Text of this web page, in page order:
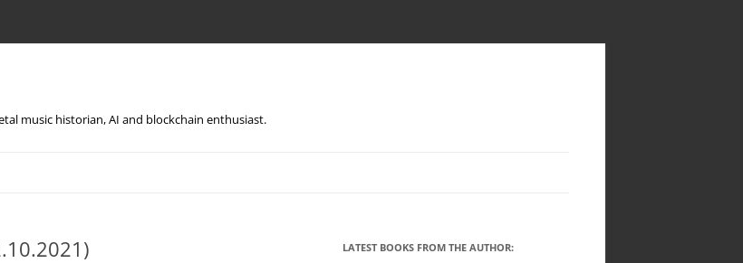
music historian, AI and blockchain enthusiast.
LATEST BOOKS FROM THE AUTHOR: